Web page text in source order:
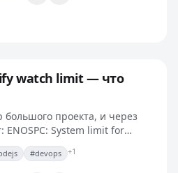
watch limit — что
большого проекта, и через
ENOSPC: System limit for
watch
к самой ENOSPC (no
#devops +1